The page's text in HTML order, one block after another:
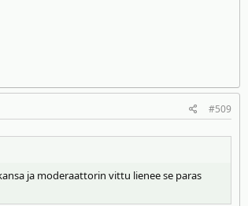
#509
ja moderaattorin vittu lienee se paras